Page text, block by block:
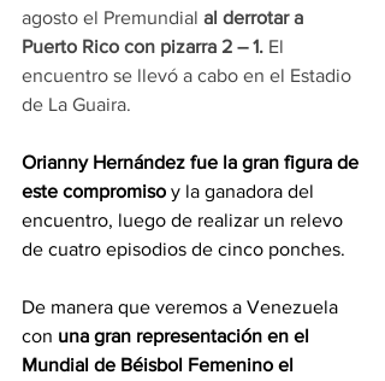
agosto el Premundial al derrotar a
Puerto Rico con pizarra 2 – 1. El
encuentro se llevó a cabo en el Estadio
de La Guaira.
Orianny Hernández fue la gran figura de
este compromiso y la ganadora del
encuentro, luego de realizar un relevo
de cuatro episodios de cinco ponches.
De manera que veremos a Venezuela
con una gran representación en el
Mundial de Béisbol Femenino el